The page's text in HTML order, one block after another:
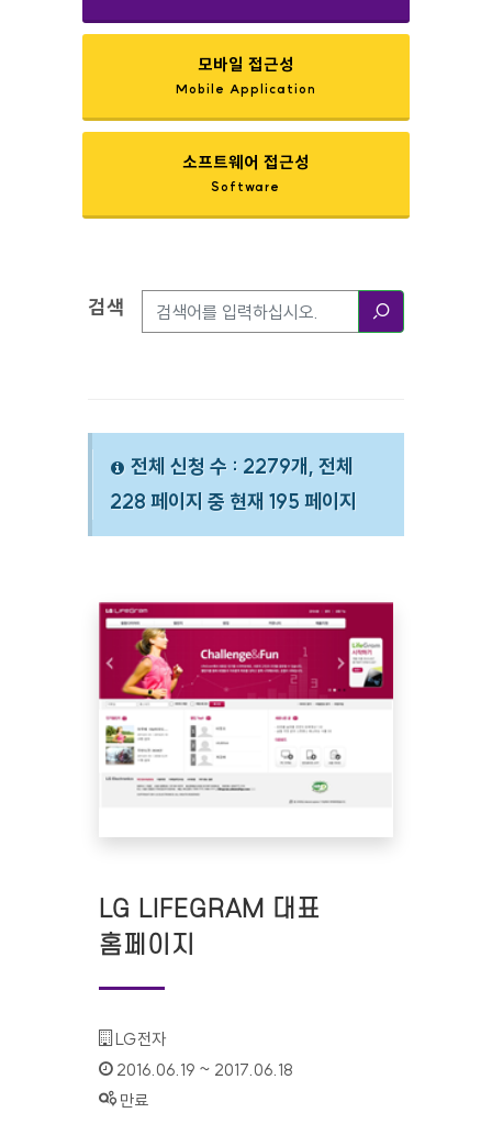
모바일 접근성
Mobile Application
소프트웨어 접근성
Software
검색옵션
검색
전체 신청 수 : 2279개, 전체
228 페이지 중 현재 195 페이지
LG LIFEGRAM 대표
홈페이지
기관명 :
LG전자
인증기간 :
2016.06.19 ~ 2017.06.18
상태 :
만료